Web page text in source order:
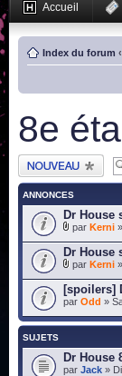
Accueil
Index du forum ‹
8e
Publier un nouveau
sujet
ANNONCES
Dr House
par Kerni
Dr House
par Kerni
[spoilers]
par Odd »
SUJETS
Dr House
par Jack »